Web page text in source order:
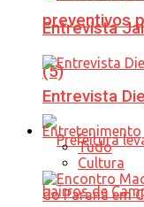
preventivos
(5)
Entrevista
Entrevista
Entretenimento
Tudo
Cultura